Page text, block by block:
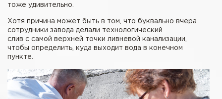
тоже удивительно.
Хотя причина может быть в том, что буквально вчера
сотрудники завода делали технологический
слив с самой верхней точки ливневой канализации,
чтобы определить, куда выходит вода в конечном
пункте.